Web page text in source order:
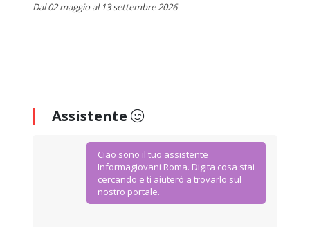
Dal 02 maggio al 13 settembre 2026
Assistente
Ciao sono il tuo assistente
Informagiovani Roma. Digita cosa stai
cercando e ti aiuterò a trovarlo sul
nostro portale.